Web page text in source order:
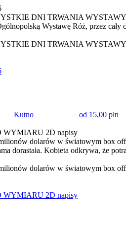
DNI TRWANIA WYSTAWY
Wystawę Róż, przez
DNI TRWANIA WYSTAWY
Kutno
od 15,00 pln
2D napisy
dolarów w światowym box
dorastała. Kobieta odkrywa, że
dolarów w światowym box
2D napisy